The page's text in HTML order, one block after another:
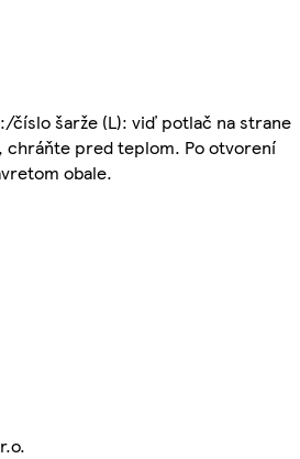
číslo šarže (L): viď potlač na strane
chráňte pred teplom. Po otvorení
obale.